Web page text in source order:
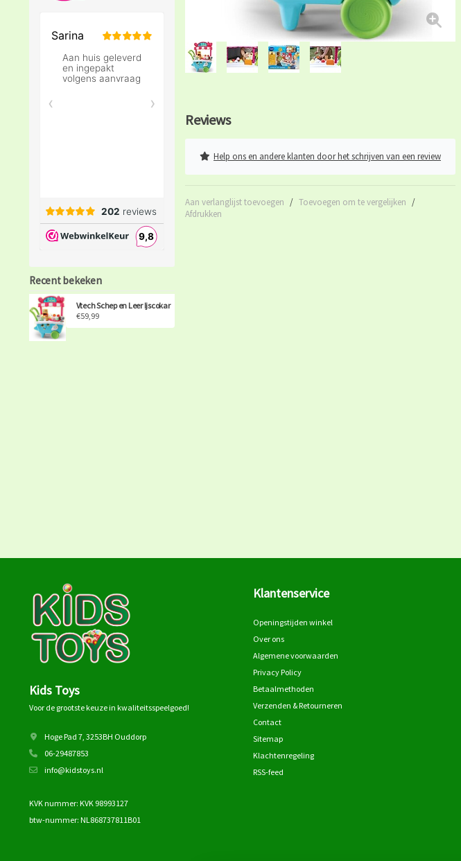
Recent bekeken
Vtech Schep en Leer Ijscokar
€59,99
Reviews
Help ons en andere klanten door het schrijven van een review
Aan verlanglijst toevoegen / Toevoegen om te vergelijken /
Afdrukken
Kids Toys
Voor de grootste keuze in kwaliteitsspeelgoed!
Hoge Pad 7, 3253BH Ouddorp
06-29487853
info@kidstoys.nl
KVK nummer: KVK 98993127
btw-nummer: NL868737811B01
Klantenservice
Openingstijden winkel
Over ons
Algemene voorwaarden
Privacy Policy
Betaalmethoden
Verzenden & Retourneren
Contact
Sitemap
Klachtenregeling
RSS-feed